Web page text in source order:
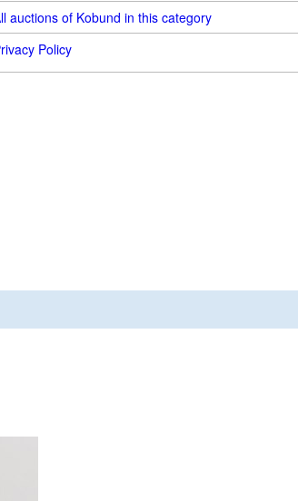
auctions of Kobund in this category
Policy